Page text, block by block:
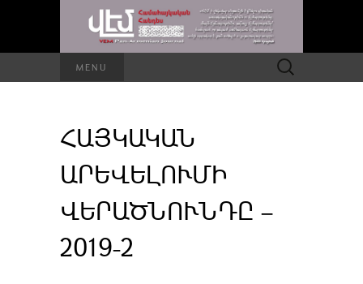
MENU Որոնել՝
ՀԱՅԿԱԿԱՆ
ԱՐԵՎԵԼՈՒՄԻ
ՎԵՐԱԾՆՈՒՆԴԸ –
2019-2